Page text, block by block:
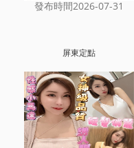
發布時間2026-07-31
屏東定點